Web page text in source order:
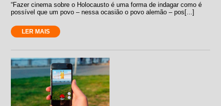
“Fazer cinema sobre o Holocausto é uma forma de indagar como é
possível que um povo – nessa ocasião o povo alemão – pos[...]
LER MAIS